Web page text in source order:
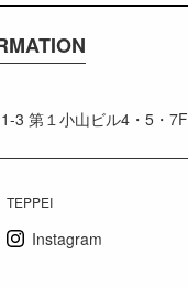
3 第１小山ビル4・5・7F
TEPPEI
Instagram